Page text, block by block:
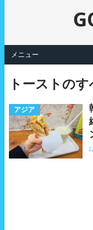
メニュー
トーストの
アジア